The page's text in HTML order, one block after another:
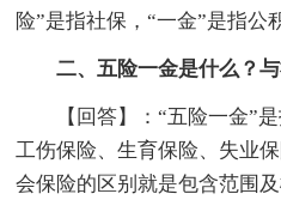
险”是指社保，“一金”是指公
二、五险一金是什么？
【回答】：“五险一金”是
工伤保险、生育保险、失业
会保险的区别就是包含范围及